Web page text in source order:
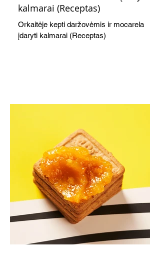
kalmarai (Receptas)
Orkaitėje kepti daržovėmis ir mocarela
įdaryti kalmarai (Receptas)